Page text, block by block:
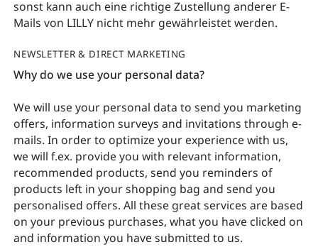
sonst kann auch eine richtige Zustellung anderer E-
Mails von LILLY nicht mehr gewährleistet werden.
NEWSLETTER & DIRECT MARKETING
Why do we use your personal data?
We will use your personal data to send you marketing
offers, information surveys and invitations through e-
mails. In order to optimize your experience with us,
we will f.ex. provide you with relevant information,
recommended products, send you reminders of
products left in your shopping bag and send you
personalised offers. All these great services are based
on your previous purchases, what you have clicked on
and information you have submitted to us.